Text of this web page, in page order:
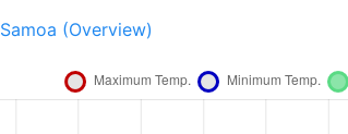
(Overview)